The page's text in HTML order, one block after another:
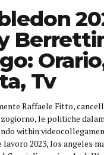
Tv
Raffaele Fitto,
le politiche
within
2023, los angeles